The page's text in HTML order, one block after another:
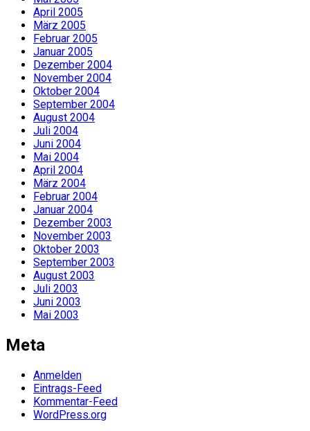
April 2005
März 2005
Februar 2005
Januar 2005
Dezember 2004
November 2004
Oktober 2004
September 2004
August 2004
Juli 2004
Juni 2004
Mai 2004
April 2004
März 2004
Februar 2004
Januar 2004
Dezember 2003
November 2003
Oktober 2003
September 2003
August 2003
Juli 2003
Juni 2003
Mai 2003
Meta
Anmelden
Eintrags-Feed
Kommentar-Feed
WordPress.org